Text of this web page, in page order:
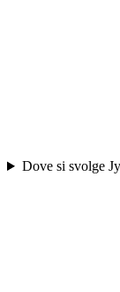
Dove si svolge